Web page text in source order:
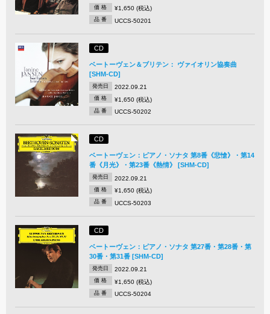
価 格 ¥1,650 (税込)
品 番 UCCS-50201
CD
ベートーヴェン＆ブリテン： ヴァイオリン協奏曲
[SHM-CD]
発売日 2022.09.21
価 格 ¥1,650 (税込)
品 番 UCCS-50202
CD
ベートーヴェン：ピアノ・ソナタ 第8番《悲愴》・第14
番《月光》・第23番《熱情》 [SHM-CD]
発売日 2022.09.21
価 格 ¥1,650 (税込)
品 番 UCCS-50203
CD
ベートーヴェン：ピアノ・ソナタ 第27番・第28番・第
30番・第31番 [SHM-CD]
発売日 2022.09.21
価 格 ¥1,650 (税込)
品 番 UCCS-50204